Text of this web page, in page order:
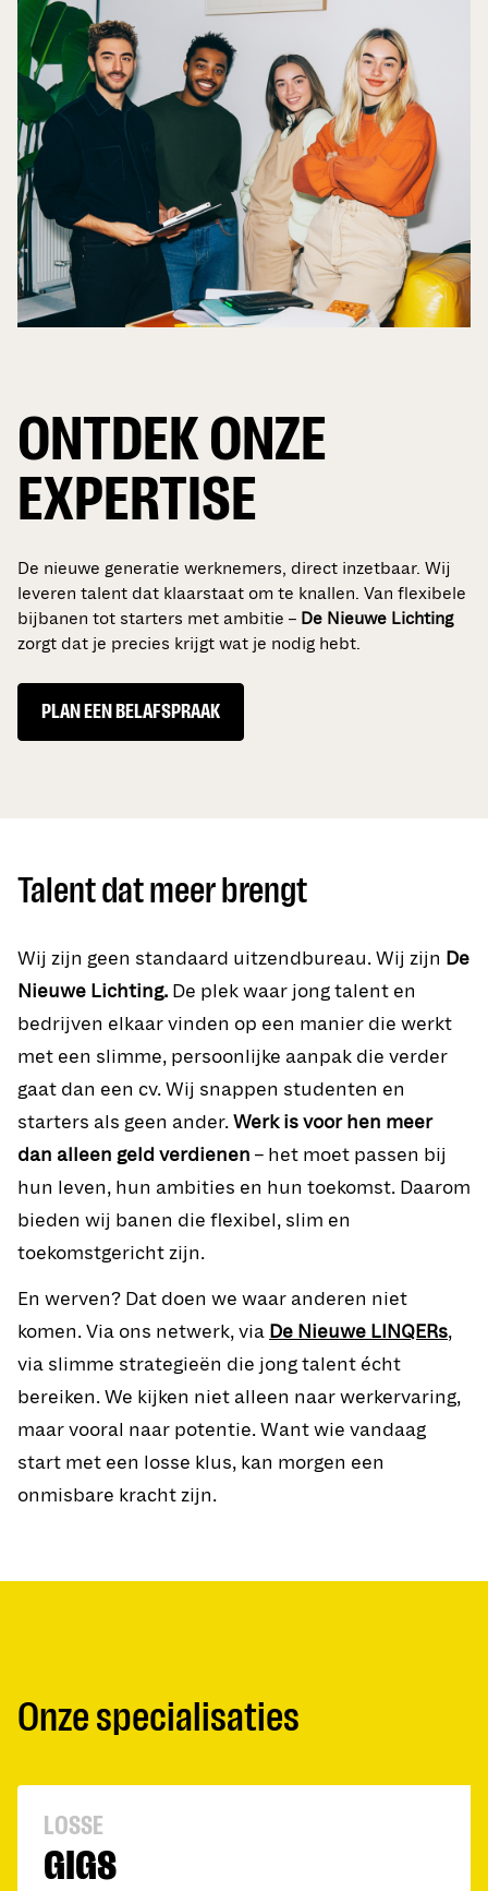
ONTDEK ONZE
EXPERTISE
De nieuwe generatie werknemers, direct inzetbaar. Wij
leveren talent dat klaarstaat om te knallen. Van flexibele
bijbanen tot starters met ambitie – De Nieuwe Lichting
zorgt dat je precies krijgt wat je nodig hebt.
PLAN EEN BELAFSPRAAK
Talent dat meer brengt
Wij zijn geen standaard uitzendbureau. Wij zijn De
Nieuwe Lichting. De plek waar jong talent en
bedrijven elkaar vinden op een manier die werkt
met een slimme, persoonlijke aanpak die verder
gaat dan een cv. Wij snappen studenten en
starters als geen ander.Werk is voor hen meer
dan alleen geld verdienen – het moet passen bij
hun leven, hun ambities en hun toekomst. Daarom
bieden wij banen die flexibel, slim en
toekomstgericht zijn.
En werven? Dat doen we waar anderen niet
komen. Via ons netwerk, via De Nieuwe LINQERs,
via slimme strategieën die jong talent écht
bereiken. We kijken niet alleen naar werkervaring,
maar vooral naar potentie. Want wie vandaag
start met een losse klus, kan morgen een
onmisbare kracht zijn.
Onze specialisaties
LOSSE
GIGS